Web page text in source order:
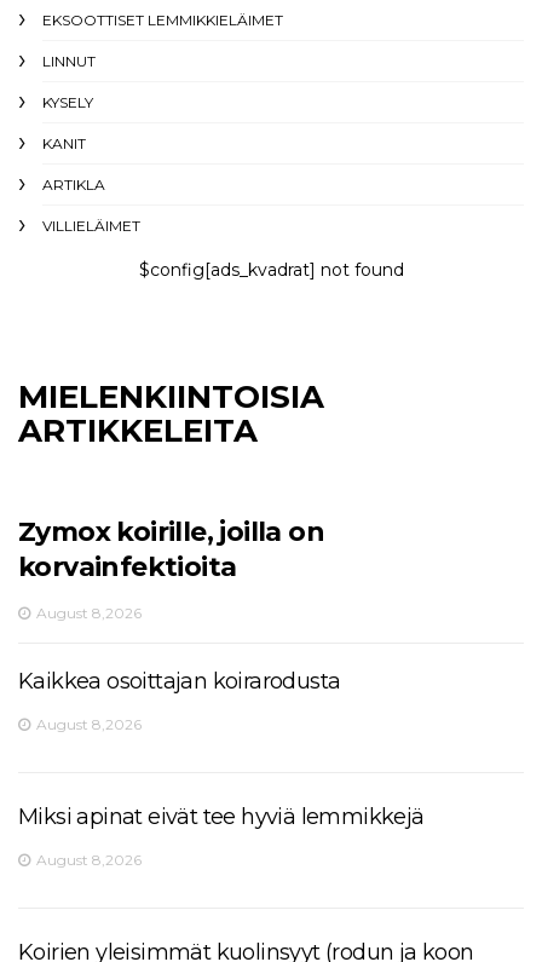
EKSOOTTISET LEMMIKKIELÄIMET
LINNUT
KYSELY
KANIT
ARTIKLA
VILLIELÄIMET
$config[ads_kvadrat] not found
MIELENKIINTOISIA
ARTIKKELEITA
Zymox koirille, joilla on
korvainfektioita
August 8,2026
Kaikkea osoittajan koirarodusta
August 8,2026
Miksi apinat eivät tee hyviä lemmikkejä
August 8,2026
Koirien yleisimmät kuolinsyyt (rodun ja koon